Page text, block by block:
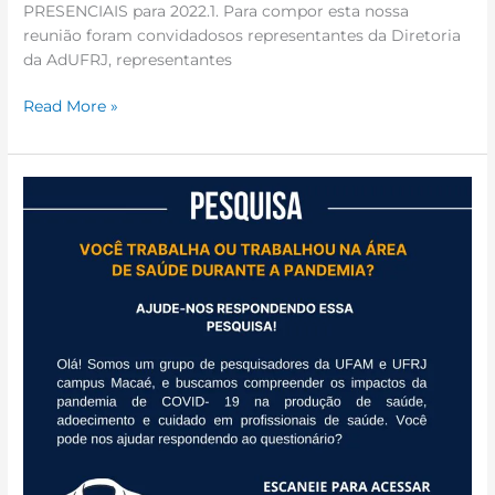
PRESENCIAIS para 2022.1. Para compor esta nossa
reunião foram convidadosos representantes da Diretoria
da AdUFRJ, representantes
Read More »
do
UFRJ